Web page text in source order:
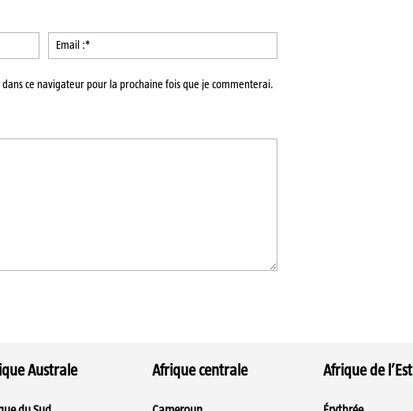
Nom
:*
:*
ce navigateur pour la prochaine fois que je commenterai.
Australe Afrique centrale Afrique de l’Est